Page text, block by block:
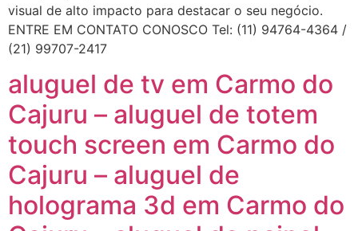
visual de alto impacto para destacar o seu negócio.
ENTRE EM CONTATO CONOSCO Tel: (11) 94764-4364 /
(21) 99707-2417
aluguel de tv em Carmo do
Cajuru – aluguel de totem
touch screen em Carmo do
Cajuru – aluguel de
holograma 3d em Carmo do